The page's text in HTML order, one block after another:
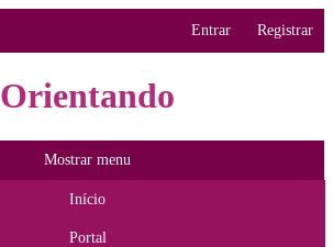
Entrar Registrar
Orientando
Mostrar menu
Início
Portal